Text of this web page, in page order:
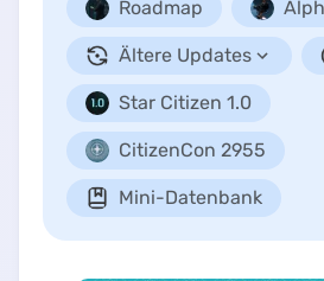
Roadmap
Ältere Updates
Star Citizen 1.0
CitizenCon 2955
Mini-Datenbank